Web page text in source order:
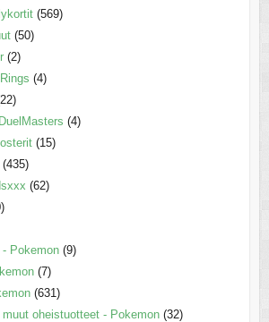
(569)
(50)
(2)
(4)
(4)
(15)
(435)
(62)
Pokemon (9)
(7)
(631)
oheistuotteet - Pokemon (32)